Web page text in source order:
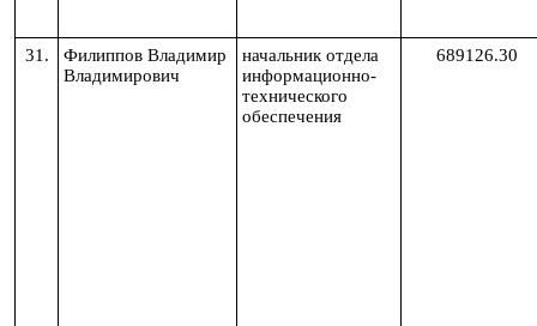
31.
Филиппов Владимир
Владимирович
начальник отдела
информационно-
технического
обеспечения
689126.30